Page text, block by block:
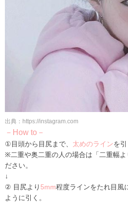
出典：https://instagram.com
－How to－
①目頭から目尻まで、 太めのラインを引
※二重や奥二重の人の場合は「二重幅よ
ださい。
↓
② 目尻より 5mm程度ラインをたれ目風
ように引く。